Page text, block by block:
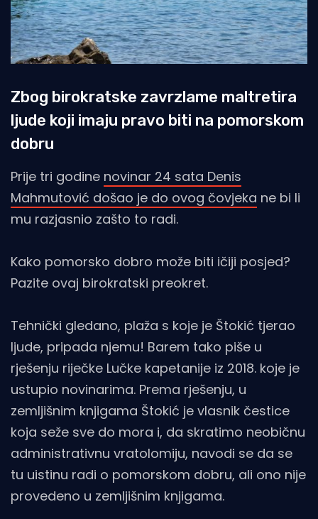
Zbog birokratske zavrzlame maltretira
ljude koji imaju pravo biti na pomorskom
dobru
Prije tri godine novinar 24 sata Denis
Mahmutović došao je do ovog čovjeka ne bi li
mu razjasnio zašto to radi.
Kako pomorsko dobro može biti ičiji posjed?
Pazite ovaj birokratski preokret.
Tehnički gledano, plaža s koje je Štokić tjerao
ljude, pripada njemu! Barem tako piše u
rješenju riječke Lučke kapetanije iz 2018. koje je
ustupio novinarima. Prema rješenju, u
zemljišnim knjigama Štokić je vlasnik čestice
koja seže sve do mora i, da skratimo neobičnu
administrativnu vratolomiju, navodi se da se
tu uistinu radi o pomorskom dobru, ali ono nije
provedeno u zemljišnim knjigama.